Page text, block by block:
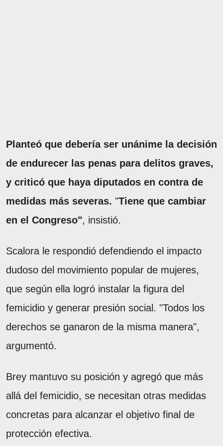
Planteó que debería ser unánime la decisión
de endurecer las penas para delitos graves,
y criticó que haya diputados en contra de
medidas más severas. "Tiene que cambiar
en el Congreso", insistió.
Scalora le respondió defendiendo el impacto
dudoso del movimiento popular de mujeres,
que según ella logró instalar la figura del
femicidio y generar presión social. "Todos los
derechos se ganaron de la misma manera",
argumentó.
Brey mantuvo su posición y agregó que más
allá del femicidio, se necesitan otras medidas
concretas para alcanzar el objetivo final de
protección efectiva.